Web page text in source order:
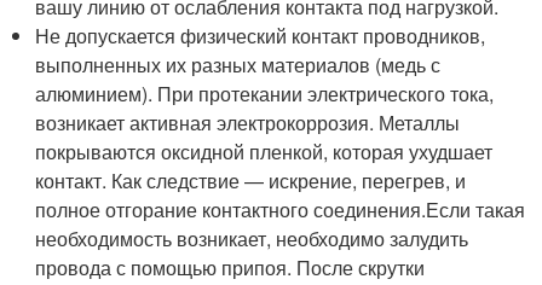
вашу линию от ослабления контакта под нагрузкой.
Не допускается физический контакт проводников,
выполненных их разных материалов (медь с
алюминием). При протекании электрического тока,
возникает активная электрокоррозия. Металлы
покрываются оксидной пленкой, которая ухудшает
контакт. Как следствие — искрение, перегрев, и
полное отгорание контактного соединения.Если такая
необходимость возникает, необходимо залудить
провода с помощью припоя. После скрутки